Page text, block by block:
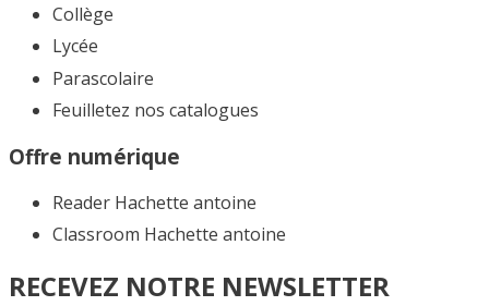
Collège
Lycée
Parascolaire
Feuilletez nos catalogues​
Offre numérique
Reader Hachette antoine
Classroom Hachette antoine
RECEVEZ NOTRE NEWSLETTER